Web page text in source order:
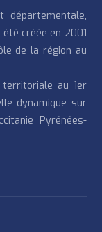
été créée en 2001
de la région au
territoriale au 1er
dynamique sur
Pyrénées-